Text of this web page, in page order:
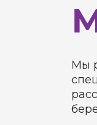
Мы